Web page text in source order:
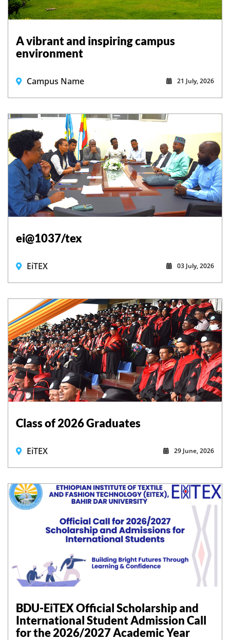
A vibrant and inspiring campus
environment
Campus Name 21 July, 2026
ei@1037/tex
EiTEX 03 July, 2026
Class of 2026 Graduates
EiTEX 29 June, 2026
BDU-EiTEX Official Scholarship and
International Student Admission Call
for the 2026/2027 Academic Year